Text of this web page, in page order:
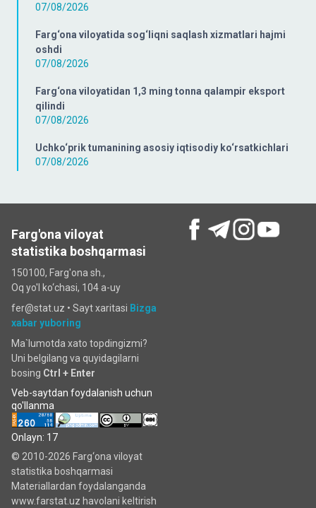
07/08/2026
Farg‘ona viloyatida sog‘liqni saqlash xizmatlari hajmi
oshdi
07/08/2026
Farg‘ona viloyatidan 1,3 ming tonna qalampir eksport
qilindi
07/08/2026
Uchko‘prik tumanining asosiy iqtisodiy ko‘rsatkichlari
07/08/2026
Farg'ona viloyat
statistika boshqarmasi
150100, Farg'ona sh.,
Oq yo'l ko‘chаsi, 104 a-uy
fer@stat.uz • Sayt xaritasi Bizga
xabar yuboring
Ma`lumotda xato topdingizmi?
Uni belgilang va quyidagilarni
bosing Ctrl + Enter
Veb-saytdan foydalanish uchun
qo'llanma
Onlayn: 17
© 2010-2026 Farg‘ona viloyat
statistika boshqarmasi
Materiallardan foydalanganda
www.farstat.uz havolani keltirish